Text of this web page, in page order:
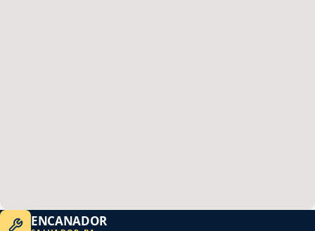
ENCANADOR